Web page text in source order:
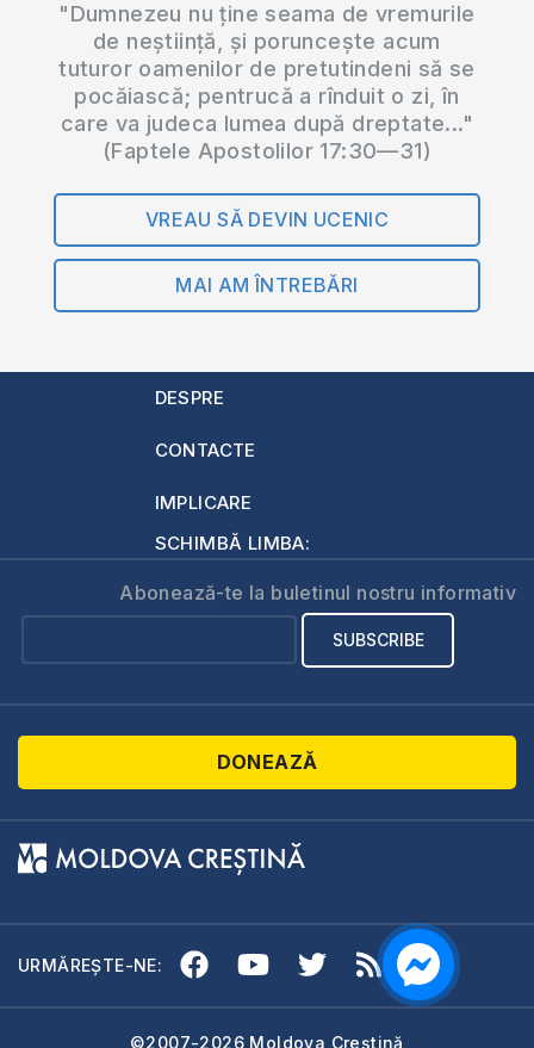
"Dumnezeu nu ține seama de vremurile
de neștiință, și poruncește acum
tuturor oamenilor de pretutindeni să se
pocăiască; pentrucă a rînduit o zi, în
care va judeca lumea după dreptate..."
(Faptele Apostolilor 17:30—31)
VREAU SĂ DEVIN UCENIC
MAI AM ÎNTREBĂRI
DESPRE
CONTACTE
IMPLICARE
SCHIMBĂ LIMBA:
Abonează-te la buletinul nostru informativ
DONEAZĂ
URMĂREȘTE-NE:
©2007-2026 Moldova Creștină